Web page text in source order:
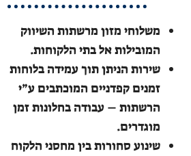
משלוחי מזון מרשתות השיווק
המובילות אל בתי הלקוחות.
שירות הניתן תוך עמידה בלוחות
זמנים קפדניים המוכתבים ע”י
הרשתות – עבודה בחלונות זמן
מוגדרים.
שינוע סחורות בין מחסני הלקוח